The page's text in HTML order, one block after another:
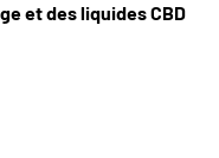
et des liquides CBD